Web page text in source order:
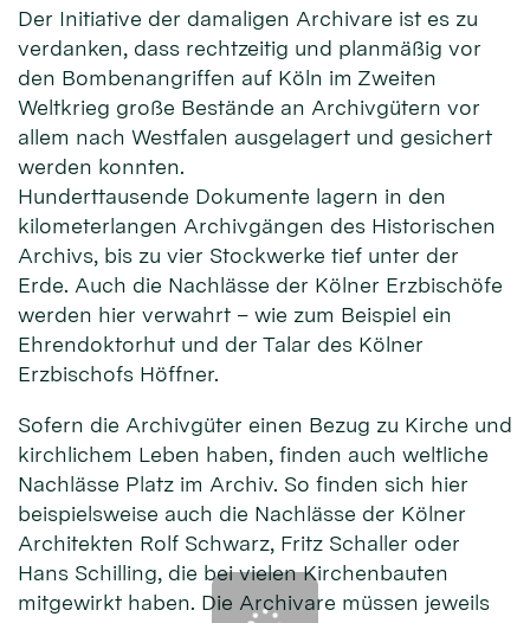
Der Initiative der damaligen Archivare ist es zu
verdanken, dass rechtzeitig und planmäßig vor
den Bombenangriffen auf Köln im Zweiten
Weltkrieg große Bestände an Archivgütern vor
allem nach Westfalen ausgelagert und gesichert
werden konnten.
Hunderttausende Dokumente lagern in den
kilometerlangen Archivgängen des Historischen
Archivs, bis zu vier Stockwerke tief unter der
Erde. Auch die Nachlässe der Kölner Erzbischöfe
werden hier verwahrt – wie zum Beispiel ein
Ehrendoktorhut und der Talar des Kölner
Erzbischofs Höffner.
Sofern die Archivgüter einen Bezug zu Kirche und
kirchlichem Leben haben, finden auch weltliche
Nachlässe Platz im Archiv. So finden sich hier
beispielsweise auch die Nachlässe der Kölner
Architekten Rolf Schwarz, Fritz Schaller oder
Hans Schilling, die bei vielen Kirchenbauten
mitgewirkt haben. Die Archivare müssen jeweils